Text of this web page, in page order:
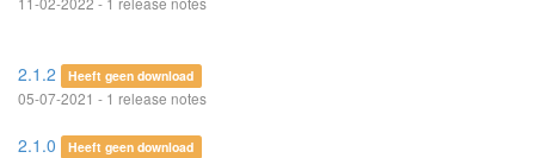
2.1.2 Heeft geen download
05-07-2021 - 1 release notes
2.1.0 Heeft geen download